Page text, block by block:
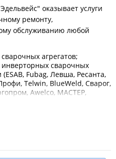
оказывает услуги
ремонту,
обслуживанию любой
агрегатов;
сварочных
Fubag, Левша, Ресанта,
Telwin, BlueWeld, Сварог,
Awelco, МАСТЕР,
Тритон, ERGUS, FORMULA,
Invertor, Linkor, Unitor,
Сталкер, ЭлектроИнтел